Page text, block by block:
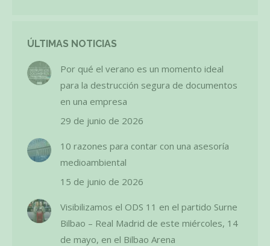
ÚLTIMAS NOTICIAS
Por qué el verano es un momento ideal
para la destrucción segura de documentos
en una empresa
29 de junio de 2026
10 razones para contar con una asesoría
medioambiental
15 de junio de 2026
Visibilizamos el ODS 11 en el partido Surne
Bilbao – Real Madrid de este miércoles, 14
de mayo, en el Bilbao Arena